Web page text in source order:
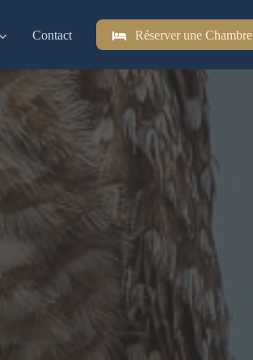
Contact Réserver une Chambre